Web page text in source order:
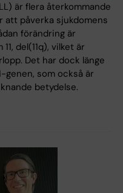
är flera återkommande
att påverka sjukdomens
förändring är
del(11q), vilket är
Det har dock länge
som också är
betydelse.